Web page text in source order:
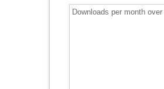
Downloads per month